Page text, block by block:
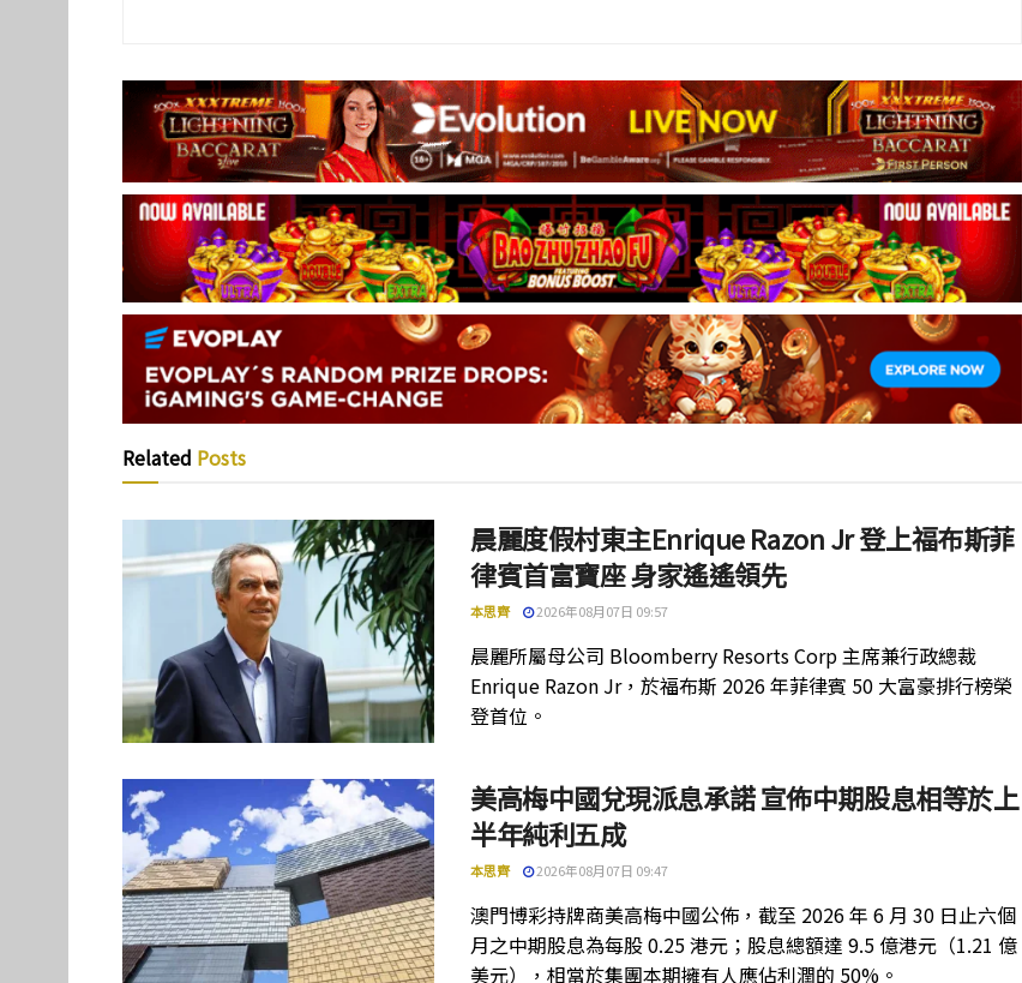
Related Posts
晨麗度假村東主Enrique Razon Jr 登上福布斯菲
律賓首富寶座 身家遙遙領先
本思齊 2026年08月07日 09:57
晨麗所屬母公司 Bloomberry Resorts Corp 主席兼行政總裁
Enrique Razon Jr，於福布斯 2026 年菲律賓 50 大富豪排行榜榮
登首位。
美高梅中國兌現派息承諾 宣佈中期股息相等於上
半年純利五成
本思齊 2026年08月07日 09:47
澳門博彩持牌商美高梅中國公佈，截至 2026 年 6 月 30 日止六個
月之中期股息為每股 0.25 港元；股息總額達 9.5 億港元（1.21 億
美元），相當於集團本期擁有人應佔利潤的 50%。